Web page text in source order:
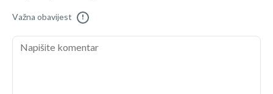
Važna obavijest !